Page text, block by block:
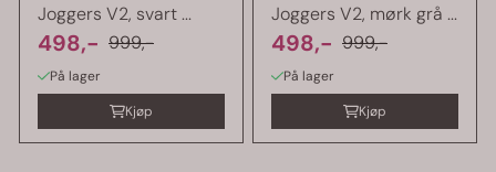
Joggers V2, svart ...
498,- 999,-
På lager
Kjøp
Joggers V2, mørk grå ...
498,- 999,-
På lager
Kjøp